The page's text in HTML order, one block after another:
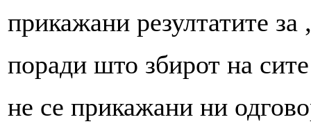
прикажани резултатите за
поради што збирот на
не се прикажани ни